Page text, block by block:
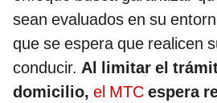
sean evaluados en su
que se espera que realicen
conducir. Al limitar el
domicilio, el MTC espera